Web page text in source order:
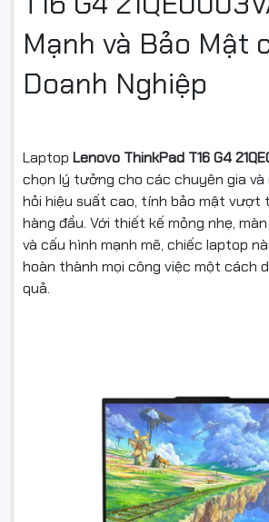
Mạnh và Bảo Mật
Doanh Nghiệp
Laptop Lenovo ThinkPad T16 G4
chọn lý tưởng cho các chuyên gia và
hỏi hiệu suất cao, tính bảo mật vượt
hàng đầu. Với thiết kế mỏng nhẹ,
và cấu hình mạnh mẽ, chiếc laptop
hoàn thành mọi công việc một cách
quả.